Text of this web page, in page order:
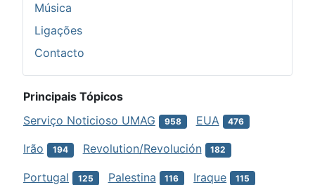
Música
Ligações
Contacto
Principais Tópicos
Serviço Noticioso UMAG
958 EUA 476
Irão 194 Revolution/Revolución 182
Portugal 125 Palestina 116 Iraque 115